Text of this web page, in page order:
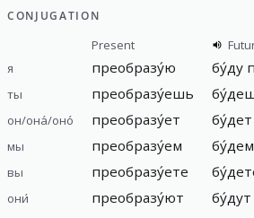
CONJUGATION
Present
я
преобразу́ю бу́ду
ты преобразу́ешь
он/она́/оно́ преобразу́ет бу́дет
мы преобразу́ем бу́дем
вы преобразу́ете
они́ преобразу́ют бу́дут